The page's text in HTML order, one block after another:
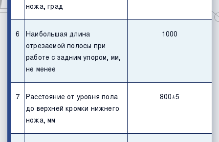
ножа, град
6
Наибольшая длина
отрезаемой полосы при
работе с задним упором, мм,
не менее
1000
7
Расстояние от уровня пола
до верхней кромки нижнего
ножа, мм
800±5